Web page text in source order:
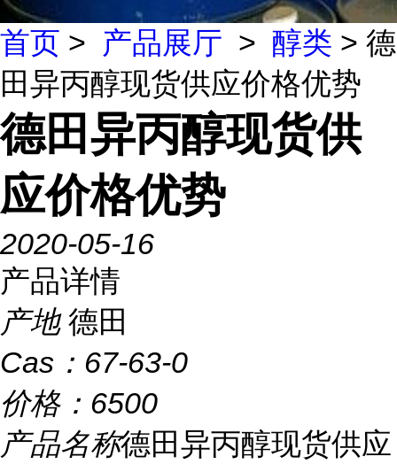
首页 > 产品展厅 > 醇类 > 德
田异丙醇现货供应价格优势
德田异丙醇现货供
应价格优势
2020-05-16
产品详情
产地 德田
Cas： 67-63-0
价格： 6500
产品名称德田异丙醇现货供应